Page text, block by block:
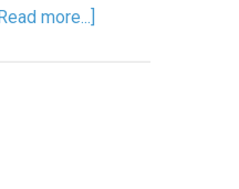
more...]